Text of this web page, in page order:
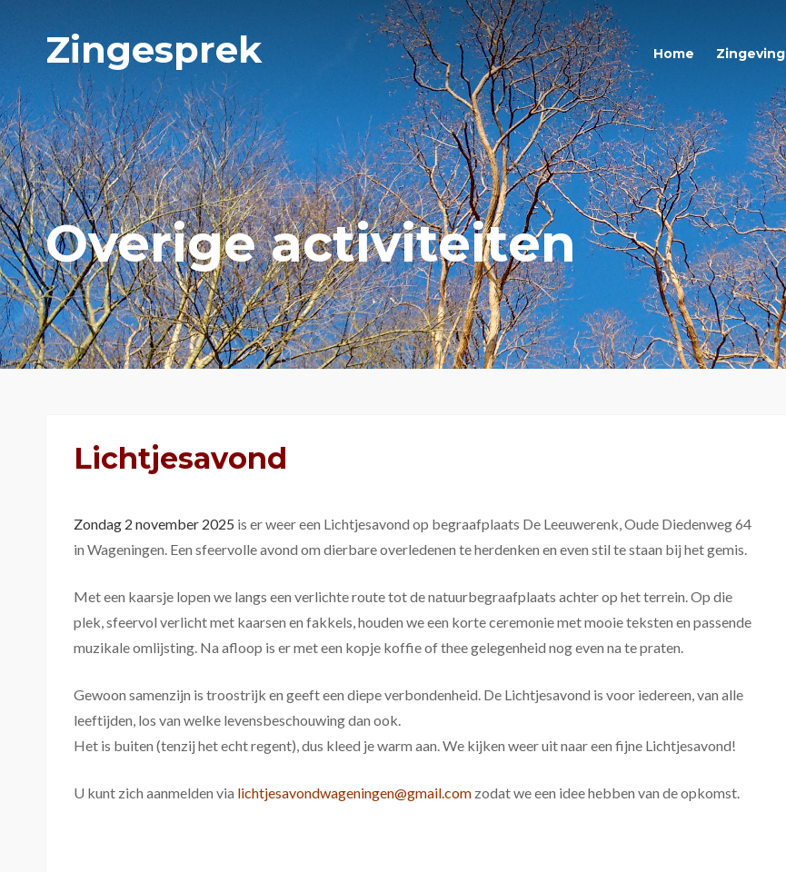
Zingesprek Home Zingeving
Overige activiteiten
Lichtjesavond
Zondag 2 november 2025 is er weer een Lichtjesavond op begraafplaats De Leeuwerenk, Oude Diedenweg 64
in Wageningen. Een sfeervolle avond om dierbare overledenen te herdenken en even stil te staan bij het gemis.
Met een kaarsje lopen we langs een verlichte route tot de natuurbegraafplaats achter op het terrein. Op die
plek, sfeervol verlicht met kaarsen en fakkels, houden we een korte ceremonie met mooie teksten en passende
muzikale omlijsting. Na afloop is er met een kopje koffie of thee gelegenheid nog even na te praten.
Gewoon samenzijn is troostrijk en geeft een diepe verbondenheid. De Lichtjesavond is voor iedereen, van alle
leeftijden, los van welke levensbeschouwing dan ook.
Het is buiten (tenzij het echt regent), dus kleed je warm aan. We kijken weer uit naar een fijne Lichtjesavond!
U kunt zich aanmelden via lichtjesavondwageningen@gmail.com zodat we een idee hebben van de opkomst.